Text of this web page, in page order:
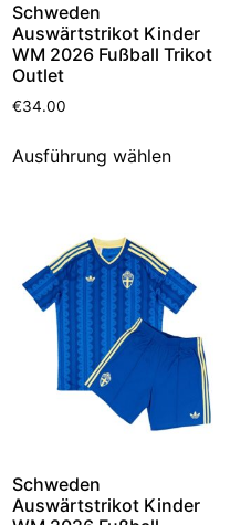
Schweden
Auswärtstrikot Kinder
WM 2026 Fußball Trikot
Outlet
€34.00
Ausführung wählen
Schweden
Auswärtstrikot Kinder